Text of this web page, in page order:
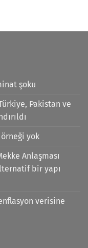
şoku
Pakistan ve
yok
Anlaşması
bir yapı
verisine